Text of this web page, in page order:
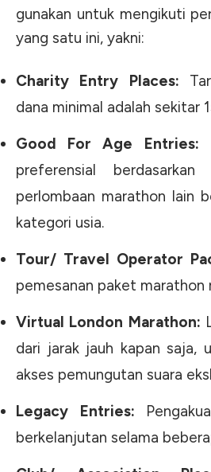
gunakan untuk mengikuti
yang satu ini, yakni:
Charity Entry Places:
dana minimal adalah sekitar
Good For Age Entries:
preferensial
perlombaan marathon lain
kategori usia.
Tour/ Travel Operator
pemesanan paket marathon
Virtual London Marathon:
dari jarak jauh kapan saja,
akses pemungutan suara
Legacy Entries:
berkelanjutan selama